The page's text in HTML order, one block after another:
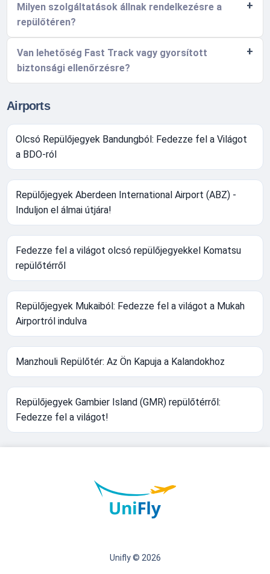
Milyen szolgáltatások állnak rendelkezésre a
repülőtéren?
Van lehetőség Fast Track vagy gyorsított
biztonsági ellenőrzésre?
Airports
Olcsó Repülőjegyek Bandungból: Fedezze fel a Világot
a BDO-ról
Repülőjegyek Aberdeen International Airport (ABZ) -
Induljon el álmai útjára!
Fedezze fel a világot olcsó repülőjegyekkel Komatsu
repülőtérről
Repülőjegyek Mukaiból: Fedezze fel a világot a Mukah
Airportról indulva
Manzhouli Repülőtér: Az Ön Kapuja a Kalandokhoz
Repülőjegyek Gambier Island (GMR) repülőtérről:
Fedezze fel a világot!
Unifly © 2026